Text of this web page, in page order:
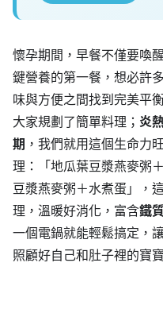
懷孕期間，早餐不僅要喚
鍵營養的第一餐，想必許
味與方便之間找到完美平
大家規劃了簡單料理； 炎
期 ，我們就用這個生命力
理：「地瓜葉豆漿燕麥粥
豆漿燕麥粥＋水煮蛋」，
理，溫暖好消化，富含鐵
一個電鍋就能輕鬆搞定，
照顧好自己和肚子裡的寶